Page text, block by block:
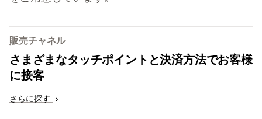
販売チャネル
さまざまなタッチポイントと決済方法でお客様
に接客
さらに探す